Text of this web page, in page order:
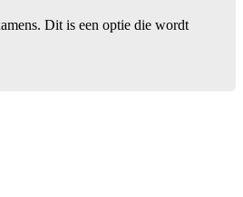
Dit is een optie die wordt